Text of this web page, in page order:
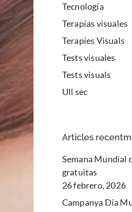
Tecnología
Terapias visuales
Terapies Visuals
Tests visuales
Tests visuals
Ull sec
Articles
Semana Mundial
gratuitas
26 febrero, 2026
Campanya Dia